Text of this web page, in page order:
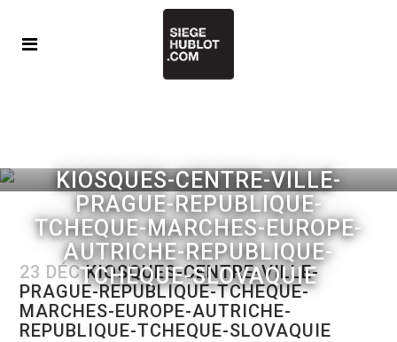
KIOSQUES-CENTRE-VILLE-
PRAGUE-REPUBLIQUE-
TCHEQUE-MARCHES-EUROPE-
AUTRICHE-REPUBLIQUE-
TCHEQUE-SLOVAQUIE
23 DÉCKIOSQUES-CENTRE-VILLE-
PRAGUE-REPUBLIQUE-TCHEQUE-
MARCHES-EUROPE-AUTRICHE-
REPUBLIQUE-TCHEQUE-SLOVAQUIE